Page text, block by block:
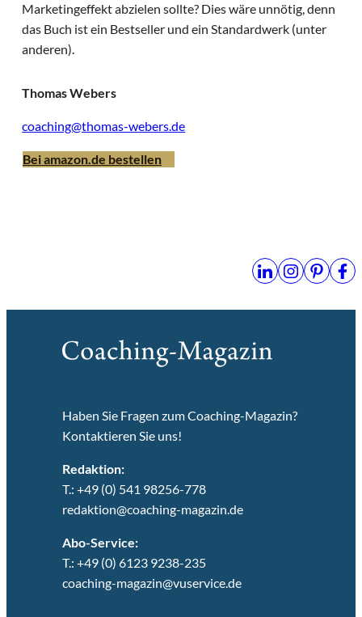
Marketingeffekt abzielen sollte? Dies wäre unnötig, denn
das Buch ist ein Bestseller und ein Standardwerk (unter
anderen).
Thomas Webers
coaching@thomas-webers.de
Bei amazon.de bestellen
Haben Sie Fragen zum Coaching-Magazin?
Kontaktieren Sie uns!
Redaktion:
T.: +49 (0) 541 98256-778
redaktion@coaching-magazin.de
Abo-Service:
T.: +49 (0) 6123 9238-235
coaching-magazin@vuservice.de